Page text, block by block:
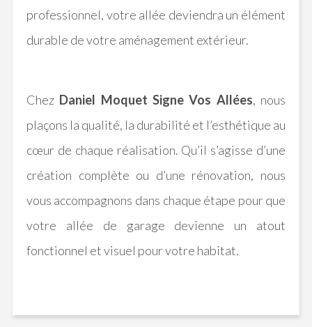
professionnel, votre allée deviendra un élément
durable de votre aménagement extérieur.
Chez Daniel Moquet Signe Vos Allées, nous
plaçons la qualité, la durabilité et l’esthétique au
cœur de chaque réalisation. Qu’il s’agisse d’une
création complète ou d’une rénovation, nous
vous accompagnons dans chaque étape pour que
votre allée de garage devienne un atout
fonctionnel et visuel pour votre habitat.